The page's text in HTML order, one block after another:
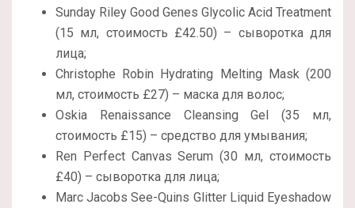
Sunday Riley Good Genes Glycolic Acid Treatment
(15 мл, стоимость £42.50) – сыворотка для
лица;
Christophe Robin Hydrating Melting Mask (200
мл, стоимость £27) – маска для волос;
Oskia Renaissance Cleansing Gel (35 мл,
стоимость £15) – средство для умывания;
Ren Perfect Canvas Serum (30 мл, стоимость
£40) – сыворотка для лица;
Marc Jacobs See-Quins Glitter Liquid Eyeshadow